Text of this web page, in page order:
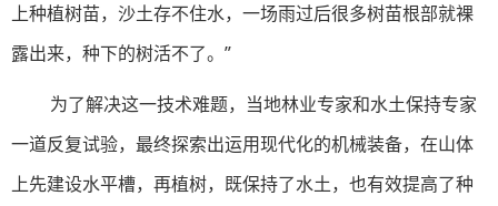
上种植树苗，沙土存不住水，一场雨过后很多树苗根部就裸
露出来，种下的树活不了。”
为了解决这一技术难题，当地林业专家和水土保持专家
一道反复试验，最终探索出运用现代化的机械装备，在山体
上先建设水平槽，再植树，既保持了水土，也有效提高了种